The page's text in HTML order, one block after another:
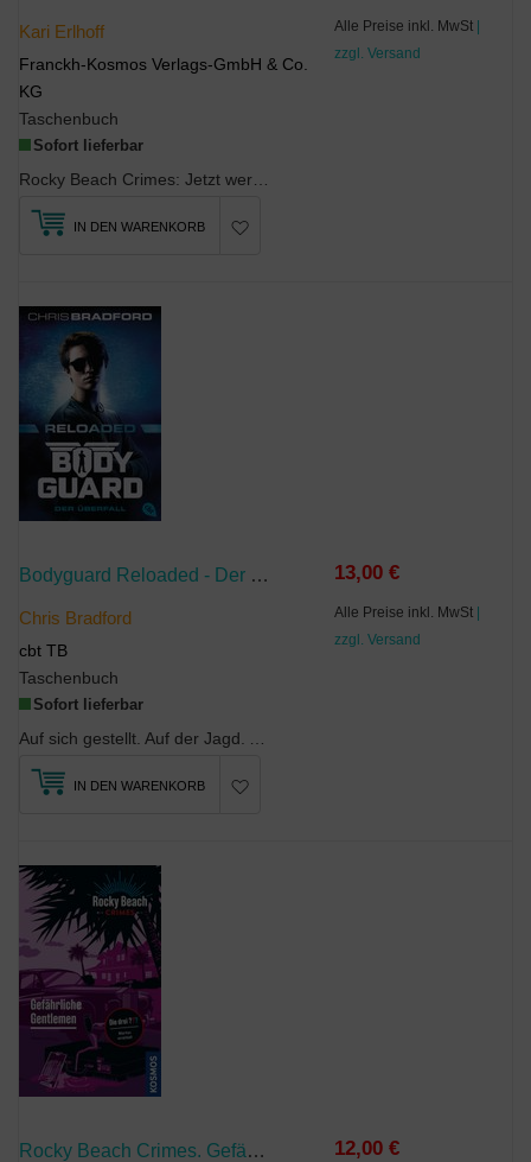
Kari Erlhoff
Franckh-Kosmos Verlags-GmbH & Co.
KG
Taschenbuch
Sofort lieferbar
Alle Preise inkl. MwSt |
zzgl. Versand
IN DEN WARENKORB
Bodyguard Reloaded - Der Überfall
Chris Bradford
cbt TB
Taschenbuch
Sofort lieferbar
13,00 €
Alle Preise inkl. MwSt |
zzgl. Versand
IN DEN WARENKORB
Rocky Beach Crimes. Gefährliche Gentlemen 12,00 €